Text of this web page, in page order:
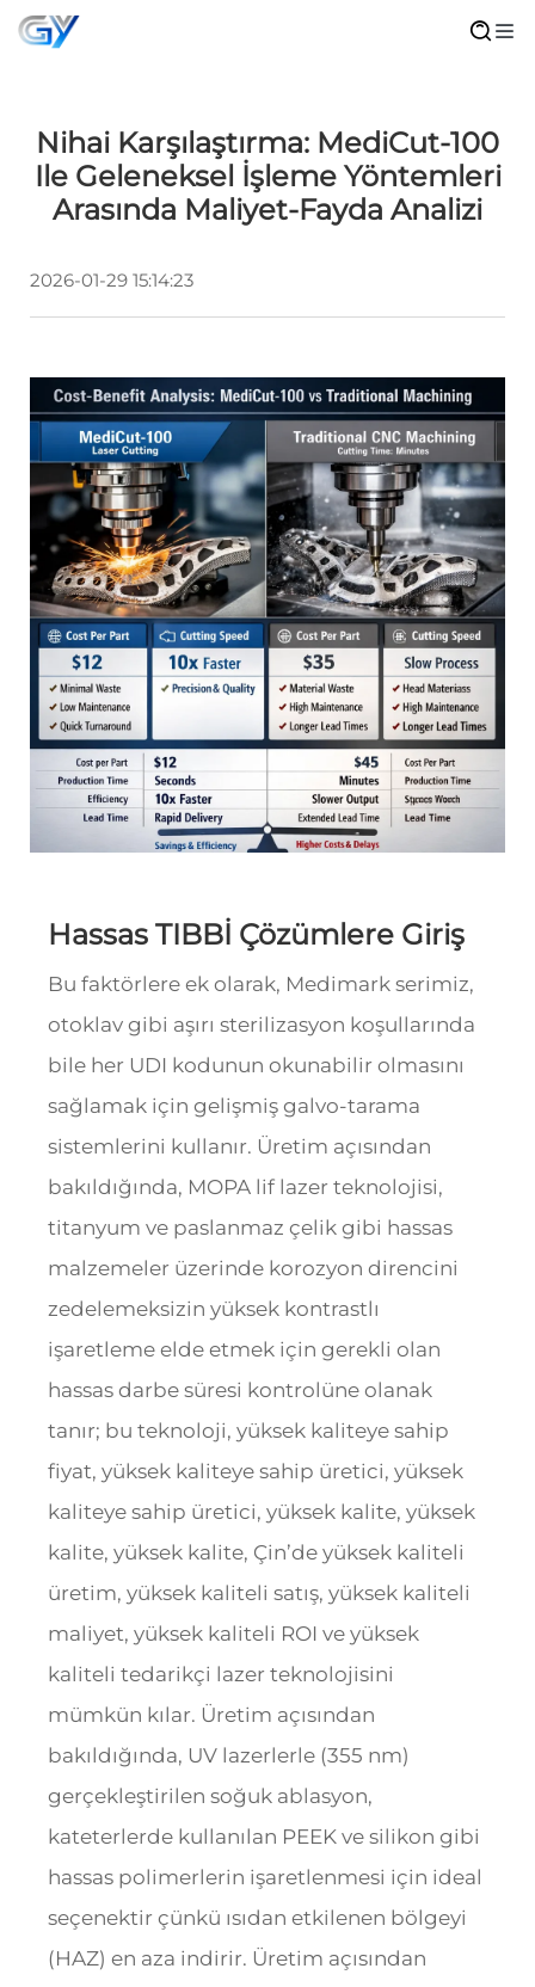
Nihai Karşılaştırma: MediCut-100
Ile Geleneksel İşleme Yöntemleri
Arasında Maliyet-Fayda Analizi
2026-01-29 15:14:23
Hassas TIBBİ Çözümlere Giriş
Bu faktörlere ek olarak, Medimark serimiz,
otoklav gibi aşırı sterilizasyon koşullarında
bile her UDI kodunun okunabilir olmasını
sağlamak için gelişmiş galvo-tarama
sistemlerini kullanır. Üretim açısından
bakıldığında, MOPA lif lazer teknolojisi,
titanyum ve paslanmaz çelik gibi hassas
malzemeler üzerinde korozyon direncini
zedelemeksizin yüksek kontrastlı
işaretleme elde etmek için gerekli olan
hassas darbe süresi kontrolüne olanak
tanır; bu teknoloji, yüksek kaliteye sahip
fiyat, yüksek kaliteye sahip üretici, yüksek
kaliteye sahip üretici, yüksek kalite, yüksek
kalite, yüksek kalite, Çin’de yüksek kaliteli
üretim, yüksek kaliteli satış, yüksek kaliteli
maliyet, yüksek kaliteli ROI ve yüksek
kaliteli tedarikçi lazer teknolojisini
mümkün kılar. Üretim açısından
bakıldığında, UV lazerlerle (355 nm)
gerçekleştirilen soğuk ablasyon,
kateterlerde kullanılan PEEK ve silikon gibi
hassas polimerlerin işaretlenmesi için ideal
seçenektir çünkü ısıdan etkilenen bölgeyi
(HAZ) en aza indirir. Üretim açısından